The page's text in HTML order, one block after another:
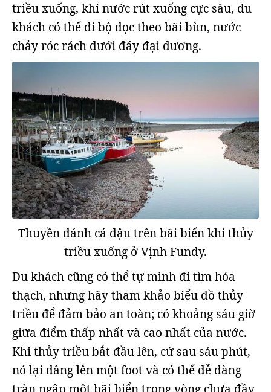
triều xuống, khi nước rút xuống cực sâu, du
khách có thể đi bộ dọc theo bãi bùn, nước
chảy róc rách dưới đáy đại dương.
Thuyền đánh cá đậu trên bãi biển khi thủy
triều xuống ở Vịnh Fundy.
Du khách cũng có thể tự mình đi tìm hóa
thạch, nhưng hãy tham khảo biểu đồ thủy
triều để đảm bảo an toàn; có khoảng sáu giờ
giữa điểm thấp nhất và cao nhất của nước.
Khi thủy triều bắt đầu lên, cứ sau sáu phút,
nó lại dâng lên một foot và có thể dễ dàng